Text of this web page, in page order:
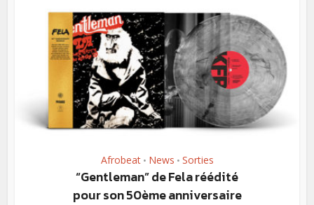
Afrobeat • News • Sorties
“Gentleman” de Fela réédité
pour son 50ème anniversaire